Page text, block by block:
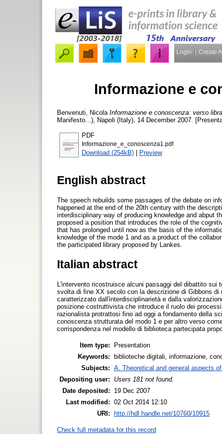
Login Create
Informazione e
Benvenuti, Nicola Informazione e conoscenza: verso
Manifesto...), Napoli (Italy), 14 December 2007.
PDF
Informazione_e_conoscenza1.pdf
Download (254kB) | Preview
English abstract
The speech rebuilds some passages of the debate on
happened at the end of the 20th century with the
interdisciplinary way of producing knowledge and abput
proposed a position that introduces the role of the
that has prolonged until now as the basis of the
knowledge of the mode 1 and as a product of the
the participated library proposed by Lankes.
Italian abstract
L'intervento ricostruisce alcuni passaggi del dibattito sui
svolta di fine XX secolo con la descrizione di Gibbons
caratterizzato dall'interdisciplinarietà e dalla
posizione costruttivista che introduce il ruolo dei
razionalista protrattosi fino ad oggi a fondamento della
conoscenza strutturata del modo 1 e per altro verso
corrispondenza nel modello di biblioteca partecipata
Item type:
Presentation
Keywords:
biblioteche digitali, informazione,
Subjects: A. Theoretical and general aspects
Depositing user:
Users 181 not found.
Date deposited:
19 Dec 2007
Last modified: 02 Oct 2014 12:10
URI:
http://hdl.handle.net/10760/10915
Check full metadata for this record